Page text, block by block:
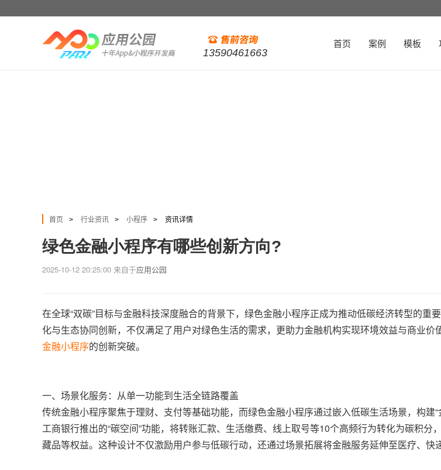
13590461663
首页 案例 模板
首页 > 行业资讯 > 小程序 > 资讯详情
绿色金融小程序有哪些创新方向?
2025-10-12 20:25:00 来自于应用公园
在全球“双碳”目标与金融科技深度融合的背景下，绿色金融小程序正成为推动低碳经济转型的重
化与生态协同创新，不仅满足了用户对绿色生活的需求，更助力金融机构实现环境效益与商业
金融小程序的创新突破。
一、场景化服务：从单一功能到生活全链路覆盖
传统金融小程序聚焦于理财、支付等基础功能，而绿色金融小程序通过嵌入低碳生活场景，构建
工商银行推出的“碳空间”功能，将转账汇款、生活缴费、线上取号等10个高频行为转化为碳积分
藏品等权益。这种设计不仅激励用户参与低碳行动，还通过场景拓展将金融服务延伸至医疗、快